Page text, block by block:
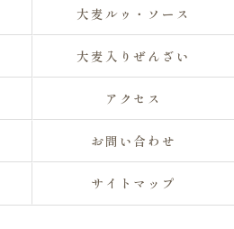
大麦ルゥ・ソース
大麦入りぜんざい
アクセス
お問い合わせ
サイトマップ